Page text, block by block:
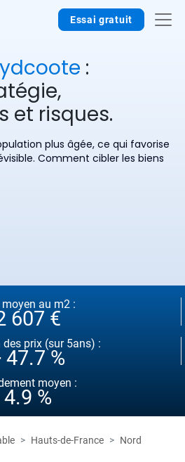
Essai gratuit
:
et risques.
plus âgée, ce qui favorise
Comment cibler les biens
moyen au m2 :
607 €
des prix (sur 5ans) :
47.7 %
moyen :
4.9 %
Hauts-de-France
Nord